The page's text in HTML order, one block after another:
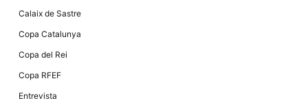
Calaix de Sastre
Copa Catalunya
Copa del Rei
Copa RFEF
Entrevista